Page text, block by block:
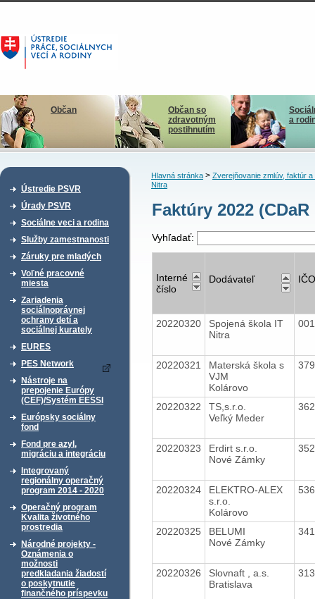
Občan
Občan so
zdravotným
postihnutím
a
Ústredie PSVR
Úrady PSVR
Sociálne veci a rodina
Služby zamestnanosti
Záruky pre mladých
Voľné pracovné
miesta
Zariadenia
sociálnoprávnej
ochrany detí a
sociálnej kurately
EURES
PES Network
Nástroje na
prepojenie Európy
(CEF)/Systém EESSI
Európsky sociálny
fond
Fond pre azyl,
migráciu a integráciu
Integrovaný
regionálny operačný
program 2014 - 2020
Operačný program
Kvalita životného
prostredia
Národné projekty -
Oznámenia o
možnosti
predkladania žiadostí
o poskytnutie
finančného príspevku
Hlavná stránka> Zverejňovanie zmlúv, faktúr a
Nitra
Faktúry 2022
Vyhľadať:
Interné
číslo
Dodávateľ IČO
20220320
Spojená škola IT
Nitra
20220321
Materská škola s
VJM
Kolárovo
20220322
TS,s.r.o.
Veľký Meder
20220323
Erdirt s.r.o.
Nové Zámky
20220324
ELEKTRO-ALEX
s.r.o.
Kolárovo
20220325
BELUMI
Nové Zámky
20220326
Slovnaft , a.s.
Bratislava